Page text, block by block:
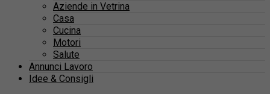
Aziende in Vetrina
Casa
Cucina
Motori
Salute
Annunci Lavoro
Idee & Consigli